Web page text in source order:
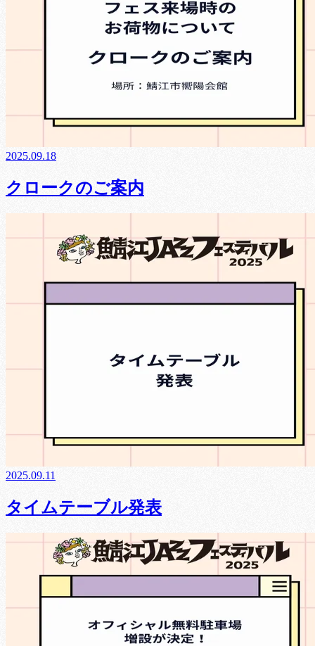
2025.09.18
クロークのご案内
2025.09.11
タイムテーブル発表